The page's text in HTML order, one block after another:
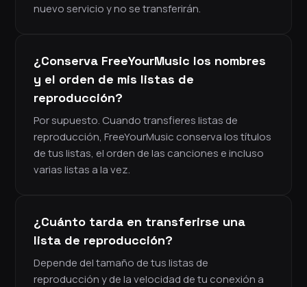
nuevo servicio y no se transferirán.
¿Conserva FreeYourMusic los nombres
y el orden de mis listas de
reproducción?
Por supuesto. Cuando transfieres listas de
reproducción, FreeYourMusic conserva los títulos
de tus listas, el orden de las canciones e incluso
varias listas a la vez.
¿Cuánto tarda en transferirse una
lista de reproducción?
Depende del tamaño de tus listas de
reproducción y de la velocidad de tu conexión a